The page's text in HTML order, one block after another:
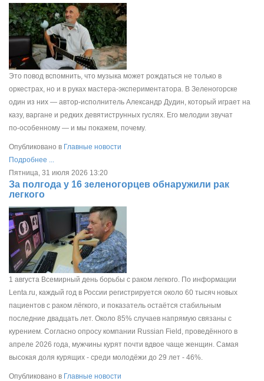
Это повод вспомнить, что музыка может рождаться не только в
оркестрах, но и в руках мастера‑экспериментатора. В Зеленогорске
один из них — автор‑исполнитель Александр Дудин, который играет на
казу, варгане и редких девятиструнных гуслях. Его мелодии звучат
по‑особенному — и мы покажем, почему.
Опубликовано в Главные новости
Подробнее ...
Пятница, 31 июля 2026 13:20
За полгода у 16 зеленогорцев обнаружили рак
легкого
1 августа Всемирный день борьбы с раком легкого. По информации
Lenta.ru, каждый год в России регистрируется около 60 тысяч новых
пациентов с раком лёгкого, и показатель остаётся стабильным
последние двадцать лет. Около 85% случаев напрямую связаны с
курением. Согласно опросу компании Russian Field, проведённого в
апреле 2026 года, мужчины курят почти вдвое чаще женщин. Самая
высокая доля курящих - среди молодёжи до 29 лет - 46%.
Опубликовано в Главные новости